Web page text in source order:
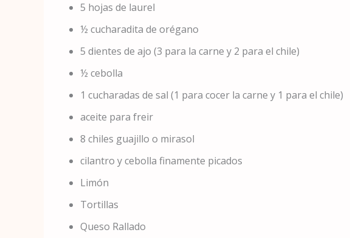
5 hojas de laurel
½ cucharadita de orégano
5 dientes de ajo (3 para la carne y 2 para el chile)
½ cebolla
1 cucharadas de sal (1 para cocer la carne y 1 para el chile)
aceite para freir
8 chiles guajillo o mirasol
cilantro y cebolla finamente picados
Limón
Tortillas
Queso Rallado